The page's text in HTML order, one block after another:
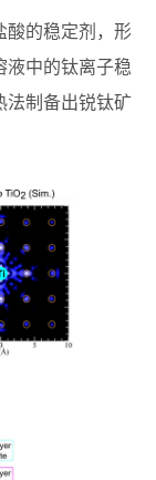
酸的稳定剂，形
液中的钛离子稳
法制备出锐钛矿